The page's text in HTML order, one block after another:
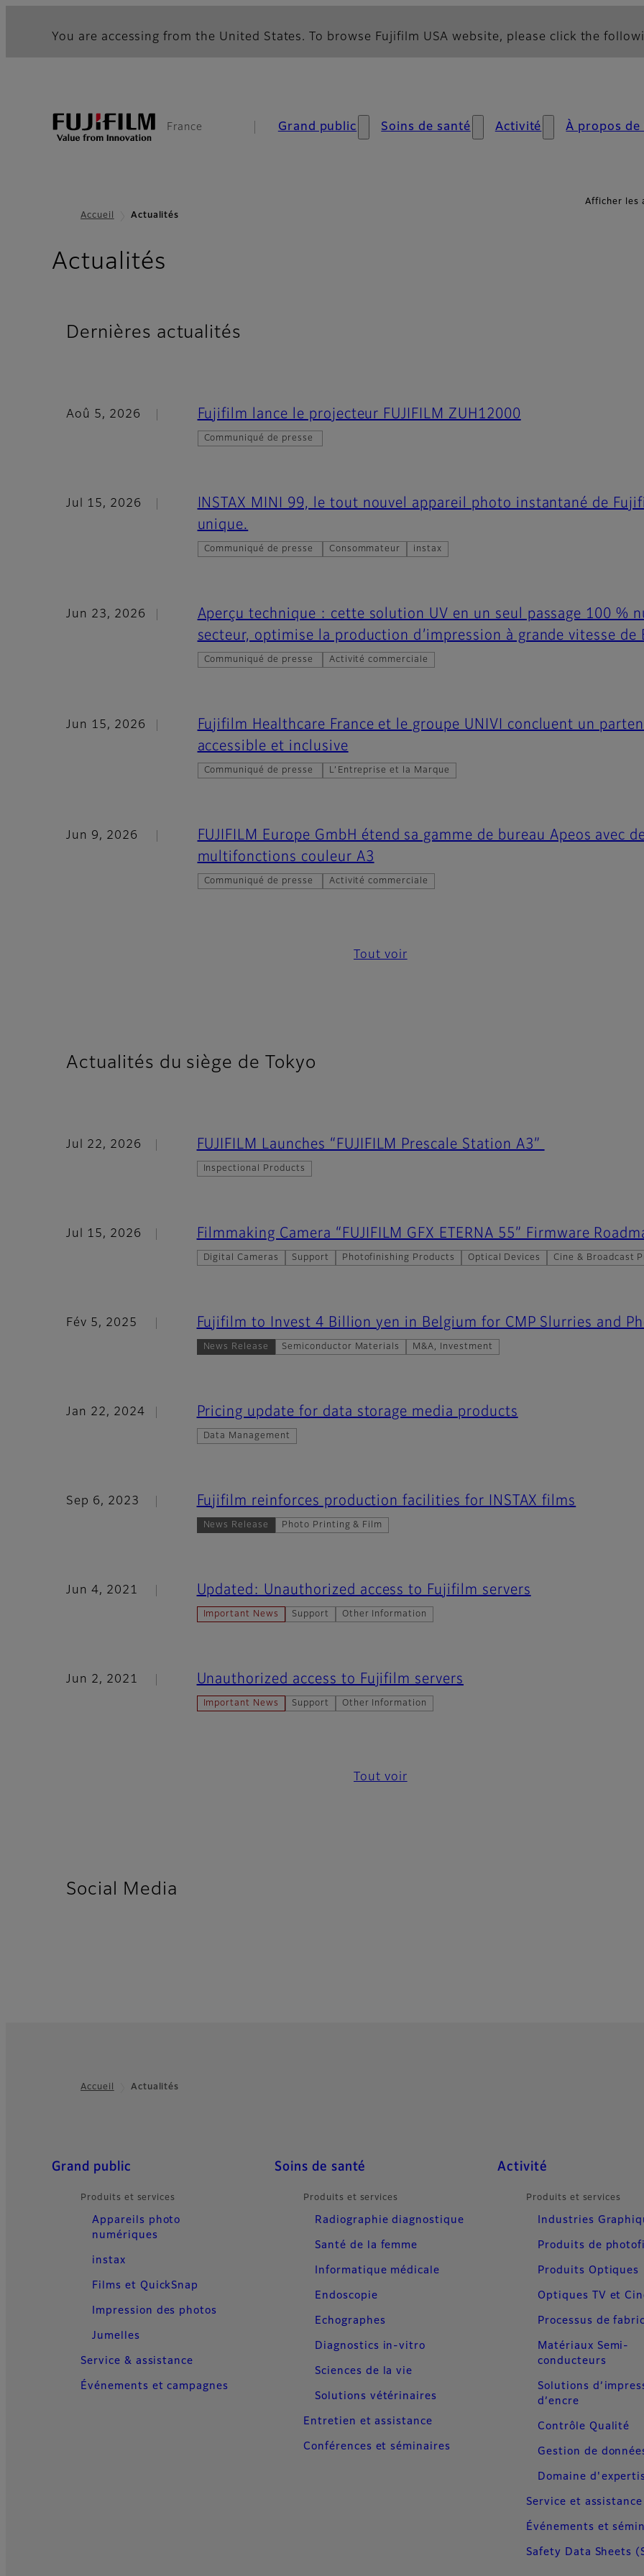
You are accessing from the United States. To browse Fujifilm USA website, please click the
France Grand public Soins de santé Activité À propos de
Accueil Actualités
Actualités
Afficher les
Dernières actualités
Aoû 5, 2026 Fujifilm lance le projecteur FUJIFILM ZUH12000
Communiqué de presse
Jul 15, 2026
INSTAX MINI 99, le tout nouvel appareil photo instantané de
unique.
Communiqué de presse Consommateur instax
Jun 23, 2026
Aperçu technique : cette solution UV en un seul passage 100 %
secteur, optimise la production d’impression à grande vitesse de
Communiqué de presse Activité commerciale
Jun 15, 2026
Fujifilm Healthcare France et le groupe UNIVI concluent un
accessible et inclusive
Communiqué de presse L’Entreprise et la Marque
Jun 9, 2026
FUJIFILM Europe GmbH étend sa gamme de bureau Apeos avec
multifonctions couleur A3
Communiqué de presse Activité commerciale
Tout voir
Actualités du siège de Tokyo
Jul 22, 2026 FUJIFILM Launches “FUJIFILM Prescale Station A3”
Inspectional Products
Jul 15, 2026 Filmmaking Camera “FUJIFILM GFX ETERNA 55” Firmware
Digital Cameras Support Photofinishing Products Optical Devices Cine & Broadcast
Fév 5, 2025 Fujifilm to Invest 4 Billion yen in Belgium for CMP Slurries and
News Release Semiconductor Materials M&A, Investment
Jan 22, 2024 Pricing update for data storage media products
Data Management
Sep 6, 2023 Fujifilm reinforces production facilities for INSTAX films
News Release Photo Printing & Film
Jun 4, 2021 Updated: Unauthorized access to Fujifilm servers
Important News Support Other Information
Jun 2, 2021 Unauthorized access to Fujifilm servers
Important News Support Other Information
Tout voir
Social Media
Accueil Actualités
Quick Links
Grand public
Produits et services
Appareils photo
numériques
instax
Films et QuickSnap
Impression des photos
Jumelles
Service & assistance
Événements et campagnes
Soins de santé
Produits et services
Radiographie diagnostique
Santé de la femme
Informatique médicale
Endoscopie
Echographes
Diagnostics in-vitro
Sciences de la vie
Solutions vétérinaires
Entretien et assistance
Conférences et séminaires
Activité
Produits et services
Industries
Produits de
Produits Optiques
Optiques TV et
Processus de
Matériaux Semi-
conducteurs
Solutions
d’encre
Contrôle Qualité
Gestion de
Domaine
Service et assistance
Événements et
Safety Data Sheets